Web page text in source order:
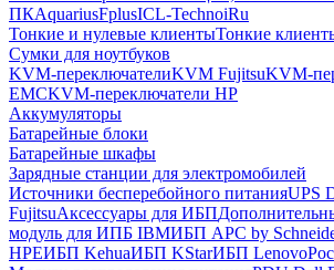
ПКAquariusFplusICL-TechnoiRu
Тонкие и нулевые клиентыТонкие
Сумки для ноутбуков
KVM-переключателиKVM FujitsuKVM-
EMCKVM-переключатели HP
Аккумуляторы
Батарейные блоки
Батарейные шкафы
Зарядные станции для электромобилей
Источники бесперебойного питанияUPS
FujitsuАксессуары для ИБП
модуль для ИПБ IBMИБП APC by
HPEИБП KehuaИБП KStarИБП Lenovo